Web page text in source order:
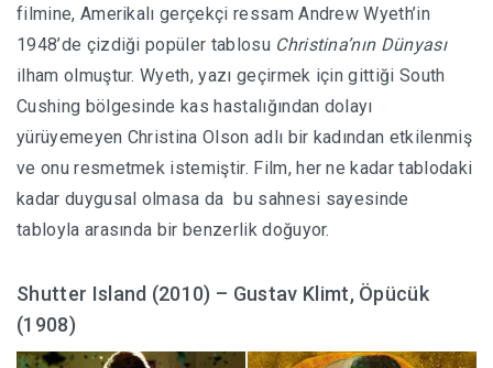
filmine, Amerikalı gerçekçi ressam Andrew Wyeth’in
1948’de çizdiği popüler tablosu Christina’nın Dünyası
ilham olmuştur. Wyeth, yazı geçirmek için gittiği South
Cushing bölgesinde kas hastalığından dolayı
yürüyemeyen Christina Olson adlı bir kadından etkilenmiş
ve onu resmetmek istemiştir. Film, her ne kadar tablodaki
kadar duygusal olmasa da bu sahnesi sayesinde
tabloyla arasında bir benzerlik doğuyor.
Shutter Island (2010) – Gustav Klimt, Öpücük
(1908)